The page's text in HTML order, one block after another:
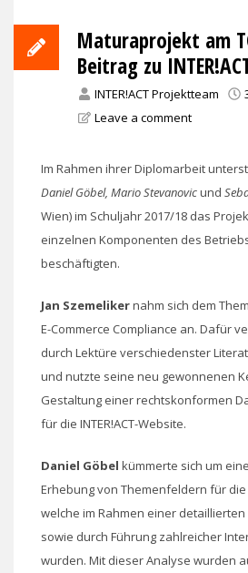
Maturaprojekt am
Beitrag zu
INTER!ACT Projektteam
Leave a comment
Im Rahmen ihrer Diplomarbeit
Daniel Göbel, Mario Stevanovicund
Wien) im Schuljahr 2017/18 das
einzelnen Komponenten des
beschäftigten.
Jan Szemelikernahm sich dem
E-Commerce Compliance an. Dafür
durch Lektüre verschiedenster
und nutzte seine neu gewonnenen
Gestaltung einer rechtskonformen
für die INTER!ACT-Website.
Daniel Göbel kümmerte sich um
Erhebung von Themenfeldern für die
welche im Rahmen einer
sowie durch Führung zahlreicher
wurden. Mit dieser Analyse wurden